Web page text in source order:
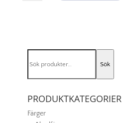
light
483efter:
Sök
PRODUKTKATEGORIER
Färger